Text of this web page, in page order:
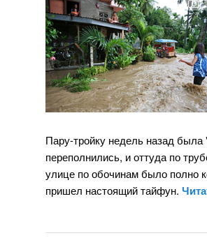
Пару-тройку недель назад
переполнились, и оттуда по
улице по обочинам было полно
пришел настоящий тайфун.